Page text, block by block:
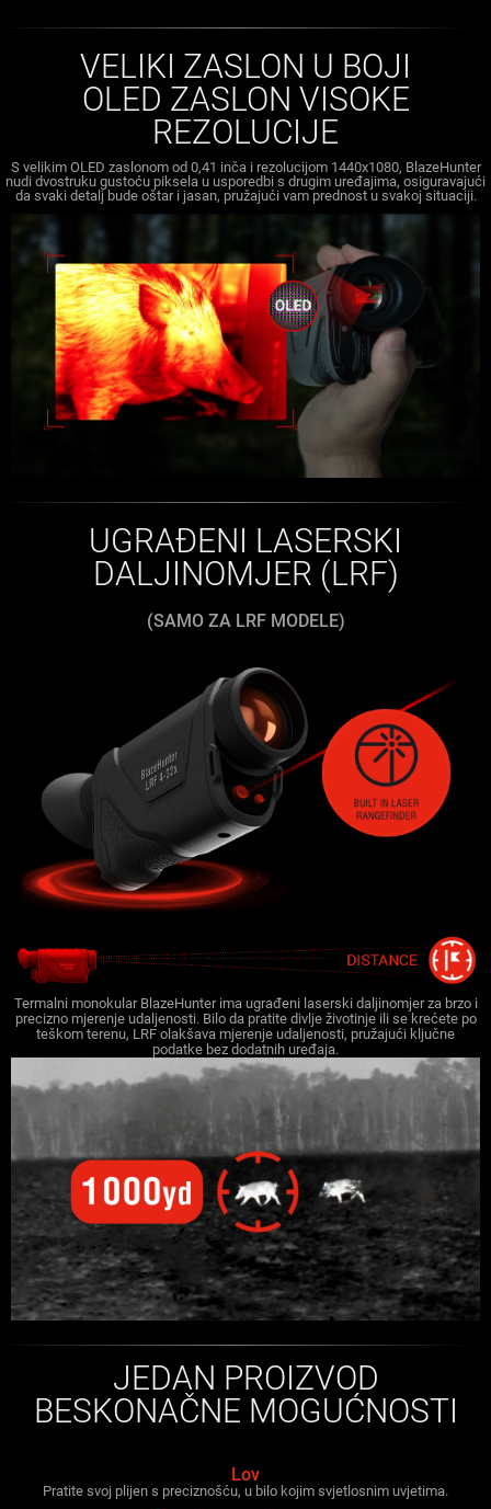
VELIKI ZASLON U BOJI
OLED ZASLON VISOKE
REZOLUCIJE
S velikim OLED zaslonom od 0,41 inča i rezolucijom 1440x1080, BlazeHunter
nudi dvostruku gustoću piksela u usporedbi s drugim uređajima, osiguravajući
da svaki detalj bude oštar i jasan, pružajući vam prednost u svakoj situaciji.
UGRAĐENI LASERSKI
DALJINOMJER (LRF)
(SAMO ZA LRF MODELE)
Termalni monokular BlazeHunter ima ugrađeni laserski daljinomjer za brzo i
precizno mjerenje udaljenosti. Bilo da pratite divlje životinje ili se krećete po
teškom terenu, LRF olakšava mjerenje udaljenosti, pružajući ključne
podatke bez dodatnih uređaja.
JEDAN PROIZVOD
BESKONAČNE MOGUĆNOSTI
Lov
Pratite svoj plijen s preciznošću, u bilo kojim svjetlosnim uvjetima.